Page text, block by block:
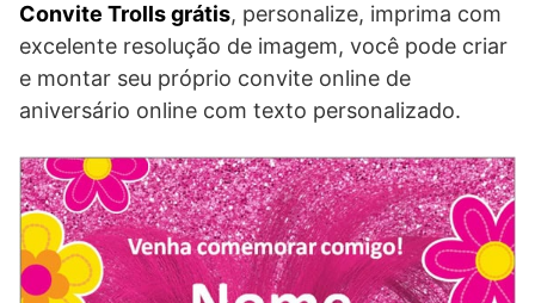
Convite Trolls grátis, personalize, imprima com
excelente resolução de imagem, você pode criar
e montar seu próprio convite online de
aniversário online com texto personalizado.